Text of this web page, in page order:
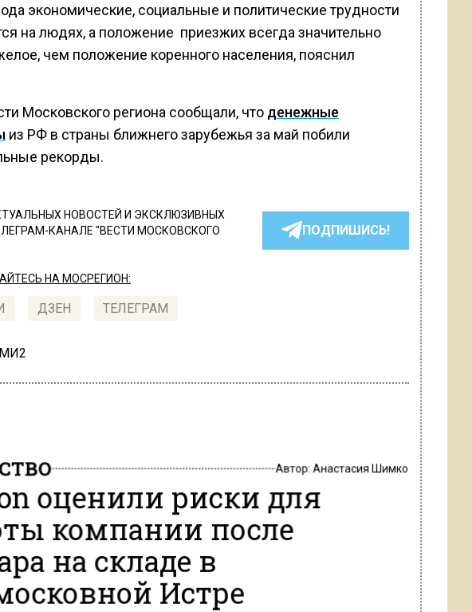
экономические, социальные и политические трудности
на людях, а положение приезжих всегда значительно
чем положение коренного населения, пояснил
Московского региона сообщали, что денежные
из РФ в страны ближнего зарубежья за май побили
рекорды.
НОВОСТЕЙ И ЭКСКЛЮЗИВНЫХ
КАНАЛЕ "ВЕСТИ МОСКОВСКОГО
ПОДПИШИСЬ!
НА МОСРЕГИОН:
ДЗЕН ТЕЛЕГРАМ
Автор: Анастасия Шимко
оценили риски для
компании после
на складе в
Истре